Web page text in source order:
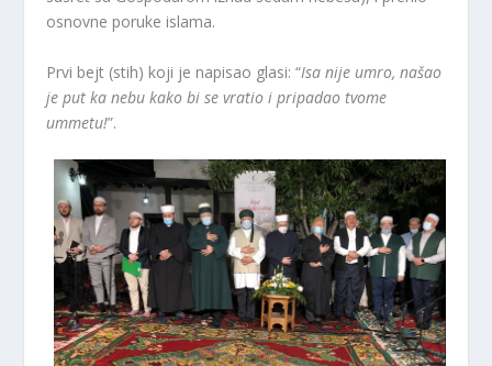
osnovne poruke islama.
Prvi bejt (stih) koji je napisao glasi: “Isa nije umro, našao
je put ka nebu kako bi se vratio i pripadao tvome
ummetu!”.